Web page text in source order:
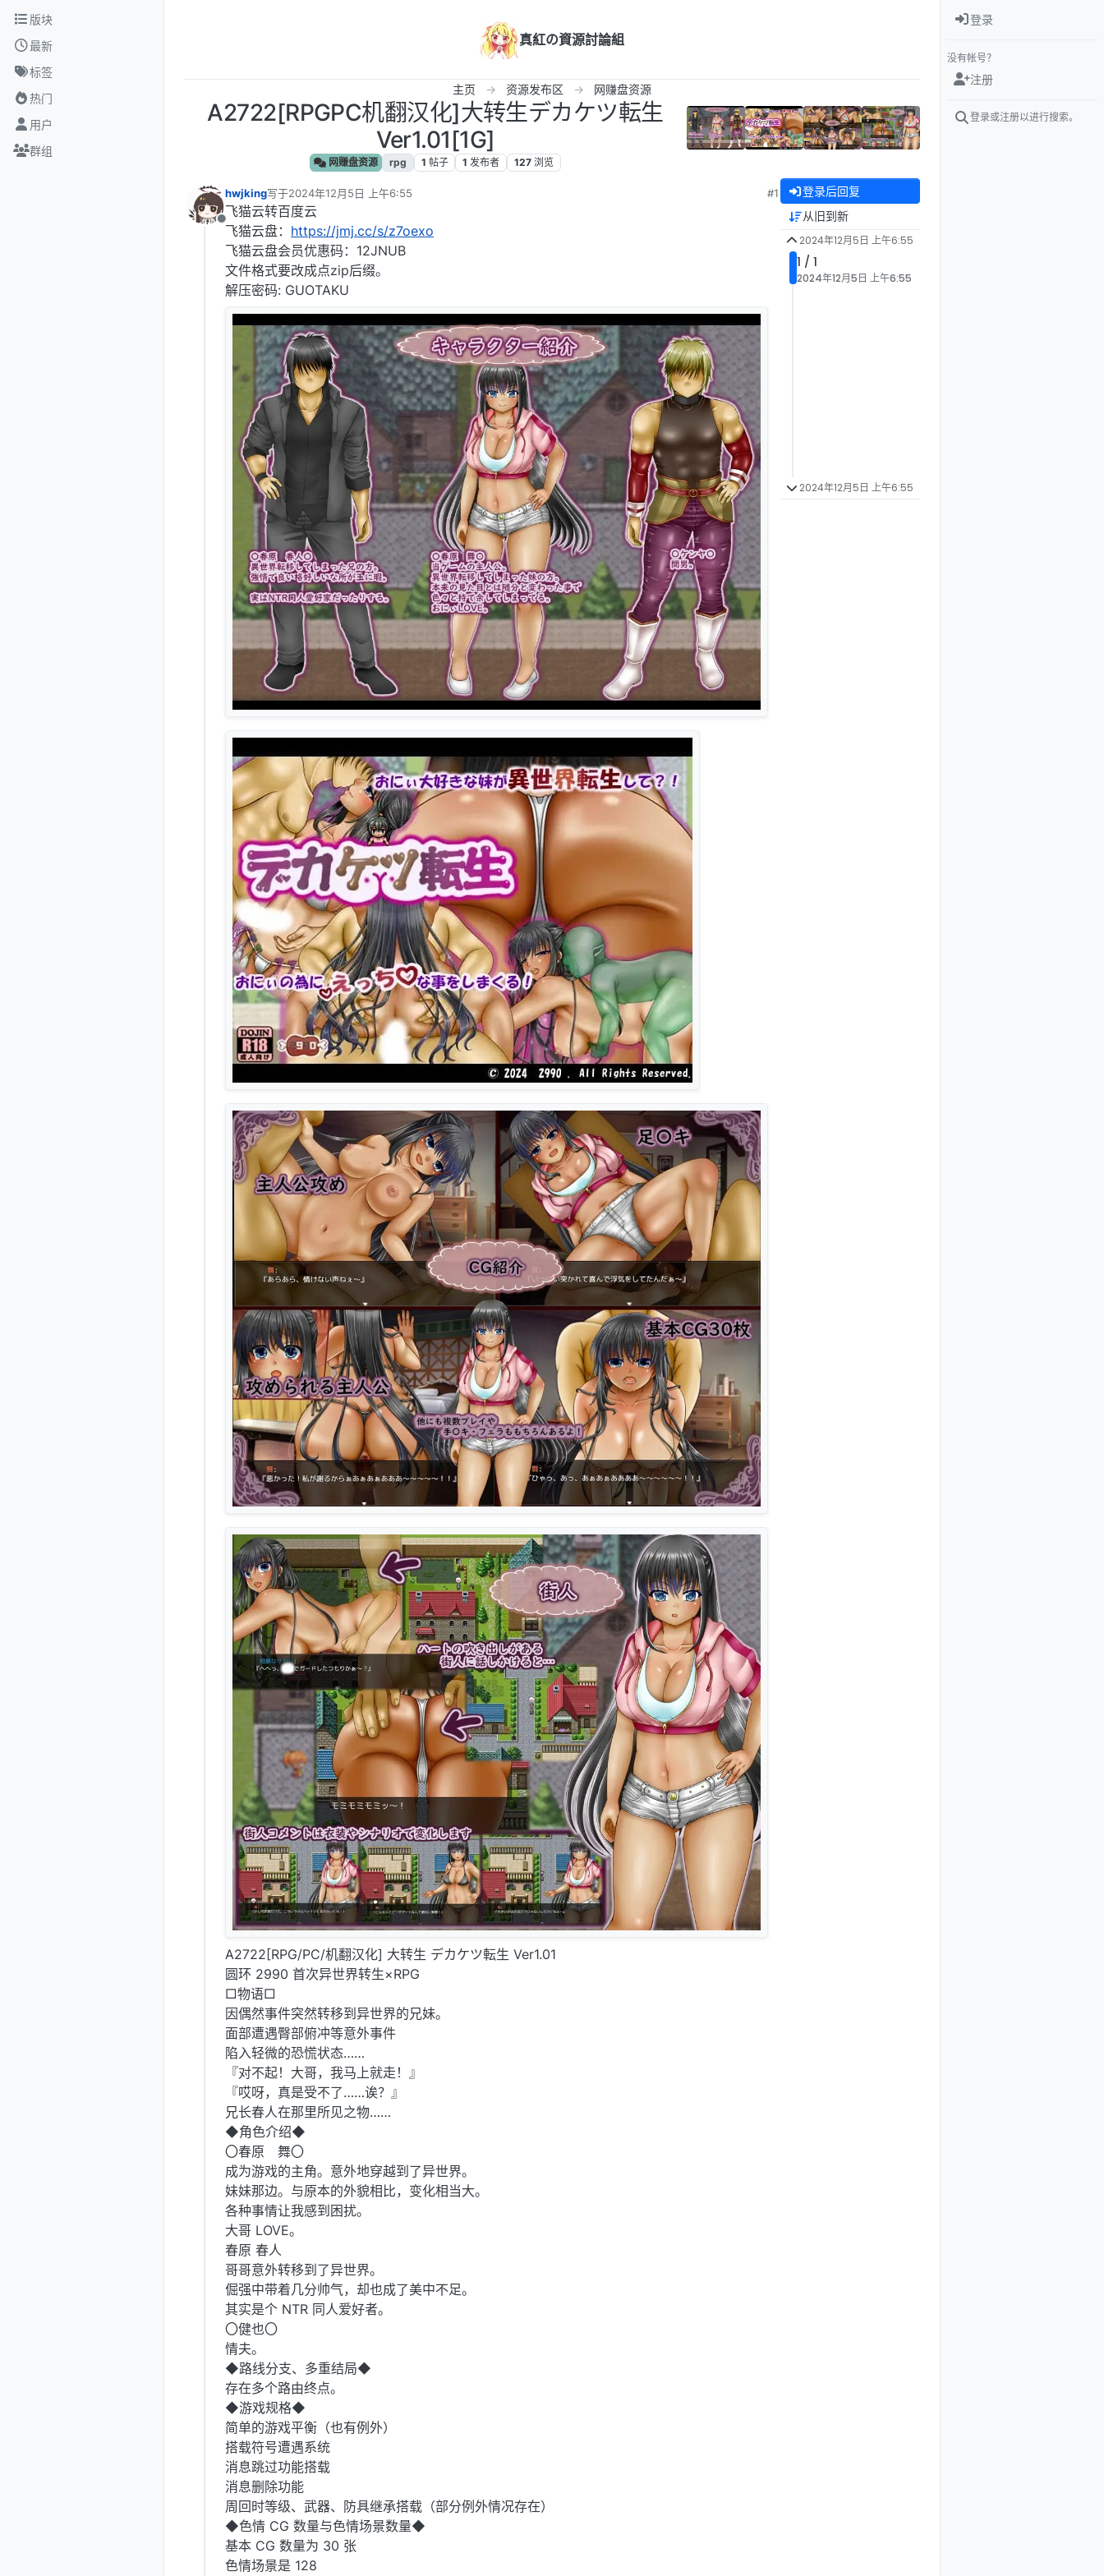
跳转至内容
版块
最新
标签
热门
用户
群组
真紅の資源討論組
主页 资源发布区 网赚盘资源
A2722[RPGPC机翻汉化]大转生デカケツ転生
Ver1.01[1G]
网赚盘资源 rpg 1 帖子 1 发布者 127 浏览
离线
hwjking写于2024年12月5日 上午6:55
最后由 编辑
#1
飞猫云转百度云
飞猫云盘： https://jmj.cc/s/z7oexo
飞猫云盘会员优惠码：12JNUB
文件格式要改成点zip后缀。
解压密码: GUOTAKU
A2722[RPG/PC/机翻汉化] 大转生 デカケツ転生 Ver1.01
圆环 2990 首次异世界转生×RPG
□物语□
因偶然事件突然转移到异世界的兄妹。
面部遭遇臀部俯冲等意外事件
陷入轻微的恐慌状态……
『对不起！大哥，我马上就走！』
『哎呀，真是受不了……诶？』
兄长春人在那里所见之物……
◆角色介绍◆
〇春原 舞〇
成为游戏的主角。意外地穿越到了异世界。
妹妹那边。与原本的外貌相比，变化相当大。
各种事情让我感到困扰。
大哥 LOVE。
春原 春人
哥哥意外转移到了异世界。
倔强中带着几分帅气，却也成了美中不足。
其实是个 NTR 同人爱好者。
〇健也〇
情夫。
◆路线分支、多重结局◆
存在多个路由终点。
◆游戏规格◆
简单的游戏平衡（也有例外）
搭载符号遭遇系统
消息跳过功能搭载
消息删除功能
周回时等级、武器、防具继承搭载（部分例外情况存在）
◆色情 CG 数量与色情场景数量◆
基本 CG 数量为 30 张
色情场景是 128
登录后回复
从旧到新
2024年12月5日 上午6:55
1 / 1
2024年12月5日 上午6:55
2024年12月5日 上午6:55
登录
没有帐号？
注册
登录或注册以进行搜索。